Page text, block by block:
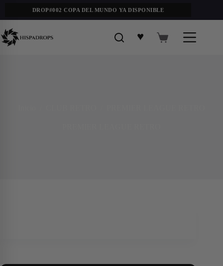
DROP#002 COPA DEL MUNDO YA DISPONIBLE
♥